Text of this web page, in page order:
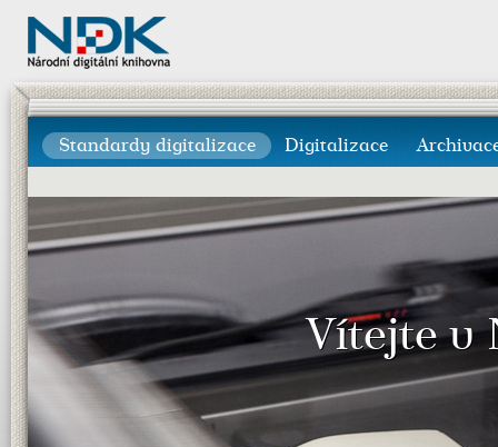
Standardy digitalizace Digitalizace
Vítejte v